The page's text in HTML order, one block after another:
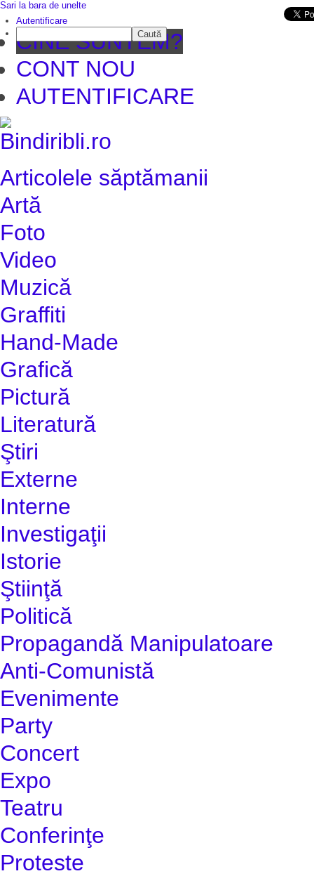
CINE SUNTEM?
CONT NOU
AUTENTIFICARE
Articolele săptămanii
Artă
Foto
Video
Muzică
Graffiti
Hand-Made
Grafică
Pictură
Literatură
Ştiri
Externe
Interne
Investigaţii
Istorie
Ştiinţă
Politică
Propagandă Manipulatoare
Anti-Comunistă
Evenimente
Party
Concert
Expo
Teatru
Conferinţe
Proteste
Sari la bara de unelte
Autentificare
Caută